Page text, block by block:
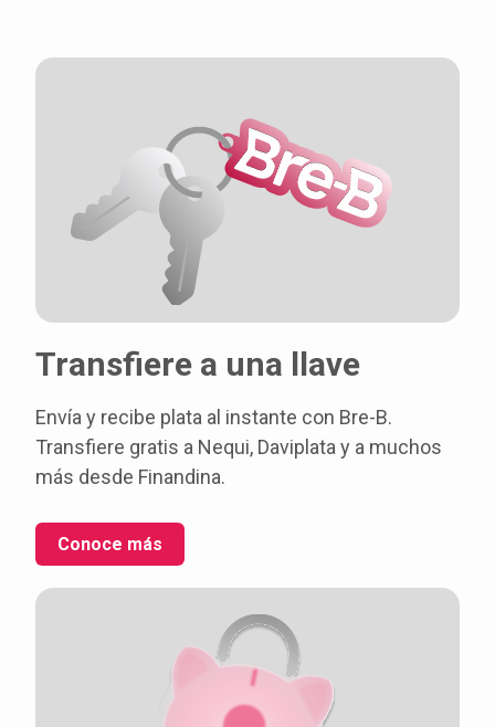
Transfiere a una llave
Envía y recibe plata al instante con Bre-B.
Transfiere gratis a Nequi, Daviplata y a muchos
más desde Finandina.
Conoce más